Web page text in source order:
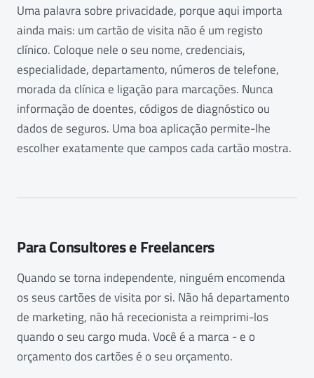
Uma palavra sobre privacidade, porque aqui importa
ainda mais: um cartão de visita não é um registo
clínico. Coloque nele o seu nome, credenciais,
especialidade, departamento, números de telefone,
morada da clínica e ligação para marcações. Nunca
informação de doentes, códigos de diagnóstico ou
dados de seguros. Uma boa aplicação permite-lhe
escolher exatamente que campos cada cartão mostra.
Para Consultores e Freelancers
Quando se torna independente, ninguém encomenda
os seus cartões de visita por si. Não há departamento
de marketing, não há rececionista a reimprimi-los
quando o seu cargo muda. Você é a marca - e o
orçamento dos cartões é o seu orçamento.